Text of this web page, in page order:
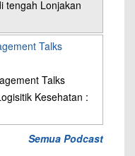
tengah Lonjakan
Talks
Talks
Kesehatan :
Semua Podcast